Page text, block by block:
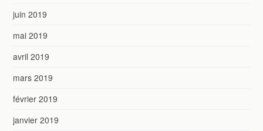
juin 2019
mai 2019
avril 2019
mars 2019
février 2019
janvier 2019